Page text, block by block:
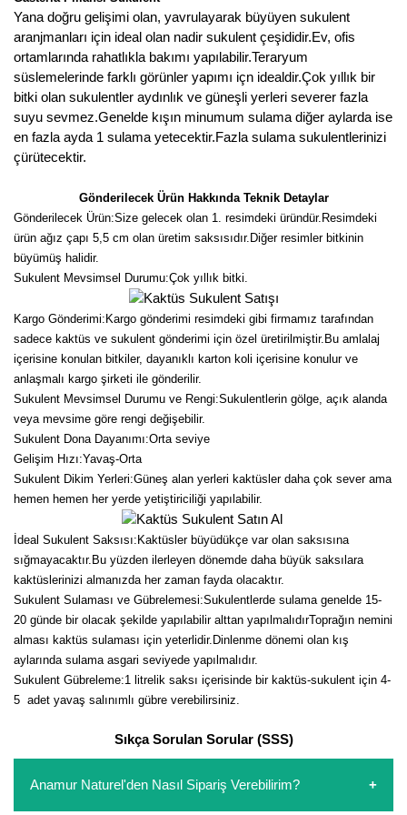
Yana doğru gelişimi olan, yavrulayarak büyüyen sukulent
aranjmanları için ideal olan nadir sukulent çeşididir.Ev, ofis
ortamlarında rahatlıkla bakımı yapılabilir.Teraryum
süslemelerinde farklı görünler yapımı içn idealdir.Çok yıllık bir
bitki olan sukulentler aydınlık ve güneşli yerleri severer fazla
suyu sevmez.Genelde kışın minumum sulama diğer aylarda ise
en fazla ayda 1 sulama yetecektir.Fazla sulama sukulentlerinizi
çürütecektir.
Gönderilecek Ürün Hakkında Teknik Detaylar
Gönderilecek Ürün:Size gelecek olan 1. resimdeki üründür.Resimdeki
ürün ağız çapı 5,5 cm olan üretim saksısıdır.Diğer resimler bitkinin
büyümüş halidir.
Sukulent Mevsimsel Durumu:Çok yıllık bitki.
Kargo Gönderimi:Kargo gönderimi resimdeki gibi firmamız tarafından
sadece kaktüs ve sukulent gönderimi için özel üretirilmiştir.Bu amlalaj
içerisine konulan bitkiler, dayanıklı karton koli içerisine konulur ve
anlaşmalı kargo şirketi ile gönderilir.
Sukulent Mevsimsel Durumu ve Rengi:Sukulentlerin gölge, açık alanda
veya mevsime göre rengi değişebilir.
Sukulent Dona Dayanımı:Orta seviye
Gelişim Hızı:Yavaş-Orta
Sukulent Dikim Yerleri:Güneş alan yerleri kaktüsler daha çok sever ama
hemen hemen her yerde yetiştiriciliği yapılabilir.
İdeal Sukulent Saksısı:Kaktüsler büyüdükçe var olan saksısına
sığmayacaktır.Bu yüzden ilerleyen dönemde daha büyük saksılara
kaktüslerinizi almanızda her zaman fayda olacaktır.
Sukulent Sulaması ve Gübrelemesi:Sukulentlerde sulama genelde 15-
20 günde bir olacak şekilde yapılabilir alttan yapılmalıdırToprağın nemini
alması kaktüs sulaması için yeterlidir. Dinlenme dönemi olan kış
aylarında sulama asgari seviyede yapılmalıdır.
Sukulent Gübreleme:1 litrelik saksı içerisinde bir kaktüs-sukulent için 4-
5 adet yavaş salınımlı gübre verebilirsiniz.
Sıkça Sorulan Sorular (SSS)
Anamur Naturel'den Nasıl Sipariş Verebilirim?
Goji Berry Fidanı
Hünnap Fidanı
İncir Fidanı
Kapari Gebre Otu Fidanı
Kayısı Fidanı
Keçiboynuzu Fidanı
Kestane Fidanı
Kiraz Fidanı
Kivi Fidanı
Kızılcık Fidanı
Kocayemiş Fidanı
Kuşburnu Fidanı
Malta Eriği Fidanı
Mango Fidanı
Melez Meyveler
Murt Fidanı
Muz Fidanı